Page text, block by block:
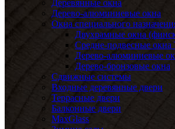
Деревянные окна
Дерево-алюминиевые окна
Окна специального
Двухрамные окна
Средне-подвесные окна
Дерево-алюминиевые
Дерево-бронзовые окна
Сдвижные системы
Входные деревянные двери
Террасные двери
Балконные двери
MaxGlass